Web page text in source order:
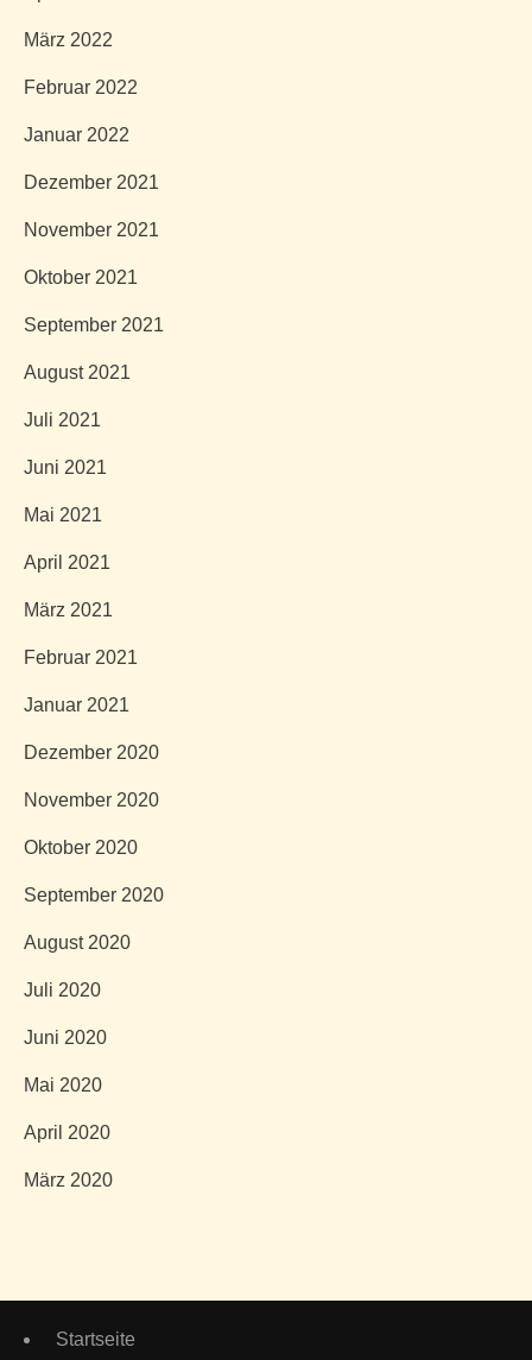
März 2022
Februar 2022
Januar 2022
Dezember 2021
November 2021
Oktober 2021
September 2021
August 2021
Juli 2021
Juni 2021
Mai 2021
April 2021
März 2021
Februar 2021
Januar 2021
Dezember 2020
November 2020
Oktober 2020
September 2020
August 2020
Juli 2020
Juni 2020
Mai 2020
April 2020
März 2020
Startseite